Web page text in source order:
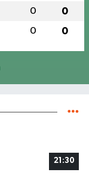
0 0
0 0
21:30